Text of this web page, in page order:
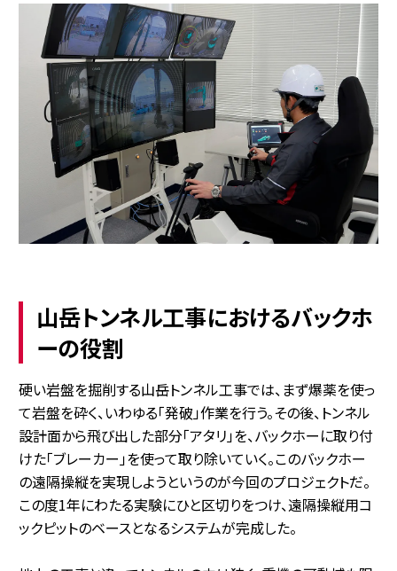
山岳トンネル工事におけるバックホ
ーの役割
硬い岩盤を掘削する山岳トンネル工事では、まず爆薬を使っ
て岩盤を砕く、いわゆる「発破」作業を行う。その後、トンネル
設計面から飛び出した部分「アタリ」を、バックホーに取り付
けた「ブレーカー」を使って取り除いていく。このバックホー
の遠隔操縦を実現しようというのが今回のプロジェクトだ。
この度1年にわたる実験にひと区切りをつけ、遠隔操縦用コ
ックピットのベースとなるシステムが完成した。